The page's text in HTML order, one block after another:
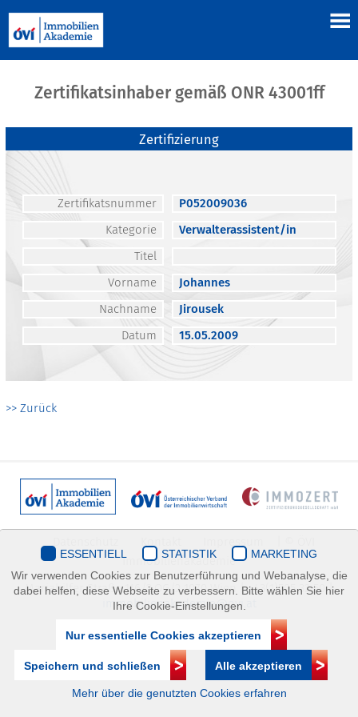
Zertifikatsinhaber gemäß ONR 43001ff
Zertifizierung
Zertifikatsnummer
P052009036
Kategorie
Verwalterassistent/in
Titel
Vorname
Johannes
Nachname
Jirousek
Datum
15.05.2009
>> Zurück
Immobilienakademie
Mariahilfer Straße 116/2.OG/2 1070 Wien | +43(1)505 32 50 |
immobilienakademie@ovi.at
ESSENTIELL STATISTIK
MARKETING
Wir verwenden Cookies zur Benutzerführung und Webanalyse, die
dabei helfen, diese Webseite zu verbessern. Bitte wählen Sie hier
Ihre Cookie-Einstellungen.
Nur essentielle Cookies akzeptieren
Speichern und schließen Alle akzeptieren
Mehr über die genutzten Cookies erfahren